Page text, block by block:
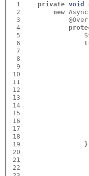
1
2
3
4
5
6
7
8
9
10
11
12
13
14
15
16
17
18
19
20
21
22
private void
new
}